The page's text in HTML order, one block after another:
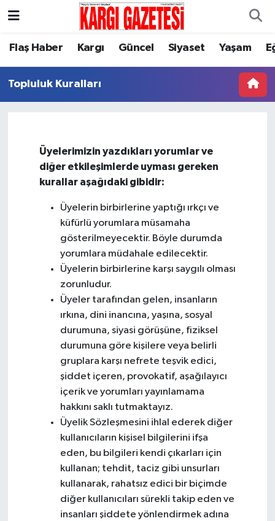
Flaş Haber Kargı Güncel Siyaset Yaşam
Topluluk Kuralları
Üyelerimizin yazdıkları yorumlar ve
diğer etkileşimlerde uyması gereken
kurallar aşağıdaki gibidir:
Üyelerin birbirlerine yaptığı ırkçı ve
küfürlü yorumlara müsamaha
gösterilmeyecektir. Böyle durumda
yorumlara müdahale edilecektir.
Üyelerin birbirlerine karşı saygılı olması
zorunludur.
Üyeler tarafından gelen, insanların
ırkına, dini inancına, yaşına, sosyal
durumuna, siyasi görüşüne, fiziksel
durumuna göre kişilere veya belirli
gruplara karşı nefrete teşvik edici,
şiddet içeren, provokatif, aşağılayıcı
içerik ve yorumları yayınlamama
hakkını saklı tutmaktayız.
Üyelik Sözleşmesini ihlal ederek diğer
kullanıcıların kişisel bilgilerini ifşa
eden, bu bilgileri kendi çıkarları için
kullanan; tehdit, taciz gibi unsurları
kullanarak, rahatsız edici bir biçimde
diğer kullanıcıları sürekli takip eden ve
insanları şiddete yönlendirmek adına
Flaş Haber
Kargı
Yaşam
Eğitim
Nöbetçi Eczaneler
Hava Durumu
Süper Lig Puan Durumu ve Fikstür
Tüm Manşetler
Son Dakika Haberleri
Haber Arşivi